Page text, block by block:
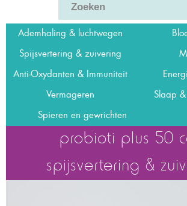
Ademhaling & luchtwegen
Spijsvertering & zuivering
Anti-Oxydanten & Immuniteit
Vermageren Slaap &
Spieren en gewrichten
probioti plus 50
spijsvertering &